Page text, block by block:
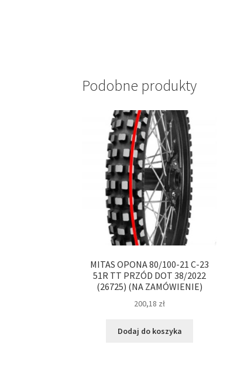
Podobne produkty
MITAS OPONA 80/100-21 C-23
51R TT PRZÓD DOT 38/2022
(26725) (NA ZAMÓWIENIE)
200,18 zł
Dodaj do koszyka